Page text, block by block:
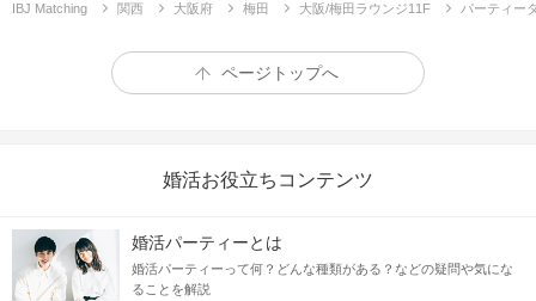
IBJ Matching 関西 大阪府 梅田 大阪/梅田ラウンジ11F パーティー
ページトップへ
婚活お役立ちコンテンツ
婚活パーティーとは
婚活パーティーって何？どんな種類がある？などの疑問や気にな
ることを解説